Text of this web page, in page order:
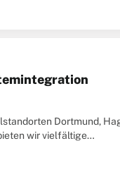
Dortmund,
wir vielfältige